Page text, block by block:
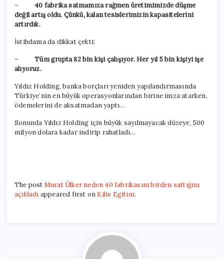
–40 fabrika satmamıza rağmen üretimimizde düşme
değil artış oldu. Çünkü, kalan tesislerimizin kapasitelerini
artırdık.
İstihdama da dikkat çekti:
–Tüm grupta 82 bin kişi çalışıyor. Her yıl 5 bin kişiyi işe
alıyoruz.
Yıldız Holding, banka borçları yeniden yapılandırmasında
Türkiye’nin en büyük operasyonlarından birine imza atarken,
ödemelerini de aksatmadan yaptı…
Sonunda Yıldız Holding için büyük sayılmayacak düzeye, 500
milyon dolara kadar indirip rahatladı…
The post Murat Ülker neden 40 fabrikasını birden sattığını
açıkladı appeared first on Kilis Egitim.